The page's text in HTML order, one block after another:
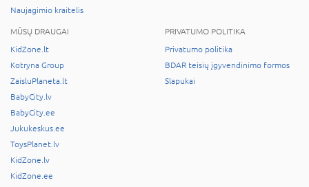
Naujagimio kraitelis
MŪSŲ DRAUGAI
KidZone.lt
Kotryna Group
ZaisluPlaneta.lt
BabyCity.lv
BabyCity.ee
Jukukeskus.ee
ToysPlanet.lv
KidZone.lv
KidZone.ee
PRIVATUMO POLITIKA
Privatumo politika
BDAR teisių įgyvendinimo formos
Slapukai